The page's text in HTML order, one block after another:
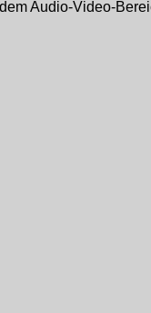
Audio-Video-